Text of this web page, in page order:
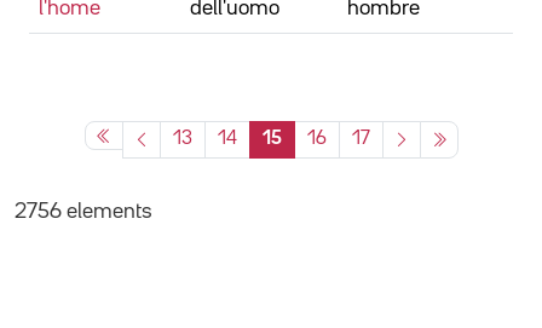
l'home
dell'uomo
hombre
13 14 15 16 17
2756 elements